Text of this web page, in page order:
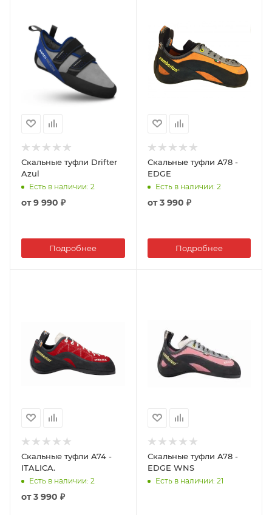
Скальные туфли Drifter
Azul
Есть в наличии: 2
от9 990 ₽
Подробнее
Скальные туфли A78 -
EDGE
Есть в наличии: 2
от3 990 ₽
Подробнее
Скальные туфли A74 -
ITALICA.
Есть в наличии: 2
от3 990 ₽
Скальные туфли A78 -
EDGE WNS
Есть в наличии: 21